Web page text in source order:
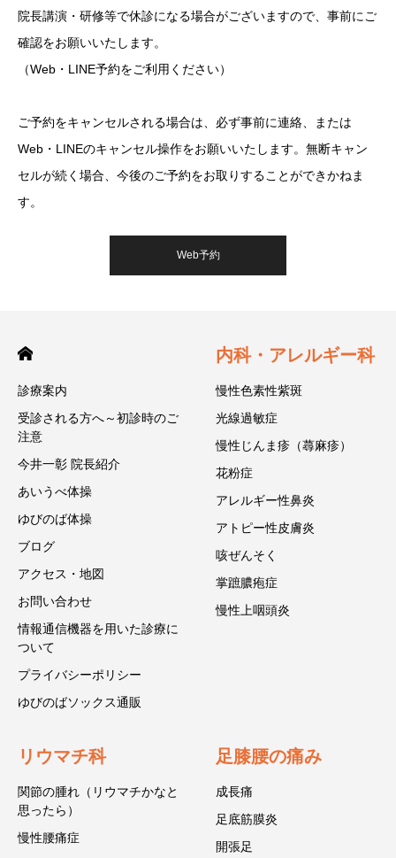
院長講演・研修等で休診になる場合がございますので、事前にご
確認をお願いいたします。
（Web・LINE予約をご利用ください）
ご予約をキャンセルされる場合は、必ず事前に連絡、または
Web・LINEのキャンセル操作をお願いいたします。無断キャン
セルが続く場合、今後のご予約をお取りすることができかねま
す。
Web予約
診療案内
受診される方へ～初診時のご
注意
今井一彰 院長紹介
あいうべ体操
ゆびのば体操
ブログ
アクセス・地図
お問い合わせ
情報通信機器を用いた診療に
ついて
プライバシーポリシー
ゆびのばソックス通販
内科・アレルギー科
慢性色素性紫斑
光線過敏症
慢性じんま疹（蕁麻疹）
花粉症
アレルギー性鼻炎
アトピー性皮膚炎
咳ぜんそく
掌蹠膿疱症
慢性上咽頭炎
リウマチ科
関節の腫れ（リウマチかなと
思ったら）
慢性腰痛症
足膝腰の痛み
成長痛
足底筋膜炎
開張足